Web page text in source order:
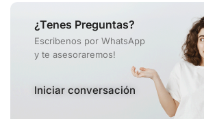
¿Tenes Preguntas?
Escribenos por WhatsApp
y te asesoraremos!
Iniciar conversación